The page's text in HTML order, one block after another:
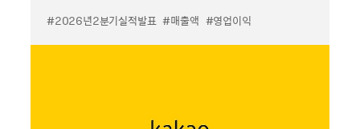
#2026년2분기실적발표 #매출액 #영업이익